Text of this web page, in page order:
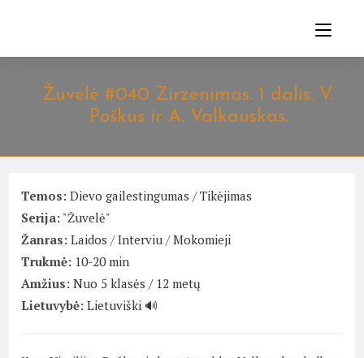
Žuvelė #040 Zirzenimas. 1 dalis. V.
Poškus ir A. Valkauskas.
Temos: Dievo gailestingumas /Tikėjimas
Serija: "Žuvelė"
Žanras: Laidos /Interviu /Mokomieji
Trukmė: 10-20 min
Amžius: Nuo 5 klasės / 12 metų
Lietuvybė: Lietuviški 🔊